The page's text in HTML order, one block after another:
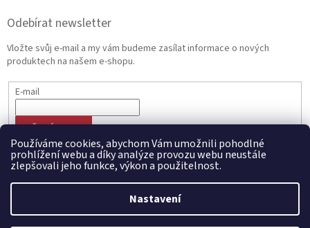
Používáme cookies, abychom Vám umožnili pohodlné
prohlížení webu a díky analýze provozu webu neustále
zlepšovali jeho funkce, výkon a použitelnost.
Nastavení
Odebírat newsletter
Vložte svůj e-mail a my vám budeme zasílat informace o nových
produktech na našem e-shopu.
E-mail
PŘIHLÁSIT SE